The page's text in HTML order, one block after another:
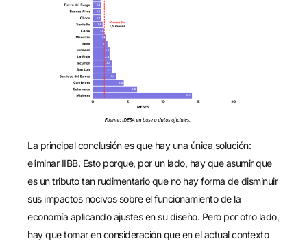
La principal conclusión es que hay una única solución:
eliminar IIBB. Esto porque, por un lado, hay que asumir que
es un tributo tan rudimentario que no hay forma de disminuir
sus impactos nocivos sobre el funcionamiento de la
economía aplicando ajustes en su diseño. Pero por otro lado,
hay que tomar en consideración que en el actual contexto